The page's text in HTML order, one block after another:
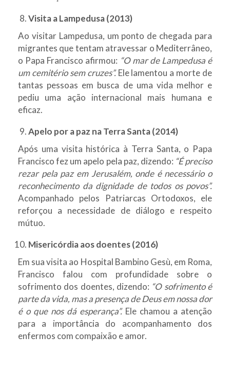
Visita a Lampedusa (2013)
Ao visitar Lampedusa, um ponto de chegada para
migrantes que tentam atravessar o Mediterrâneo,
o Papa Francisco afirmou: “O mar de Lampedusa é
um cemitério sem cruzes”.Ele lamentou a morte de
tantas pessoas em busca de uma vida melhor e
pediu uma ação internacional mais humana e
eficaz.
Apelo por a paz na Terra Santa (2014)
Após uma visita histórica à Terra Santa, o Papa
Francisco fez um apelo pela paz, dizendo: “É preciso
rezar pela paz em Jerusalém, onde é necessário o
reconhecimento da dignidade de todos os povos”.
Acompanhado pelos Patriarcas Ortodoxos, ele
reforçou a necessidade de diálogo e respeito
mútuo.
Misericórdia aos doentes (2016)
Em sua visita ao Hospital Bambino Gesù, em Roma,
Francisco falou com profundidade sobre o
sofrimento dos doentes, dizendo: “O sofrimento é
parte da vida, mas a presença de Deus em nossa dor
é o que nos dá esperança”.Ele chamou a atenção
para a importância do acompanhamento dos
enfermos com compaixão e amor.